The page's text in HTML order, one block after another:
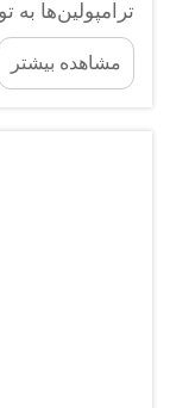
ترامپولین‌ها به
می‌خواهد از
کردن آن
جلوگیری کند.
مشاهده بیشتر